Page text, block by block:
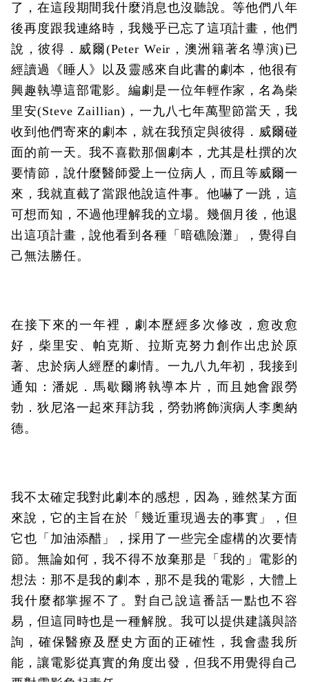
了，在這段期間我什麼消息也沒聽說。等他們八年
後再度跟我連絡時，我幾乎已忘了這項計畫，他們
說，彼得．威爾(Peter Weir，澳洲籍著名導演)已
經讀過《睡人》以及靈感來自此書的劇本，他很有
興趣執導這部電影。編劇是一位年輕作家，名為柴
里安(Steve Zaillian)，一九八七年萬聖節當天，我
收到他們寄來的劇本，就在我預定與彼得．威爾碰
面的前一天。我不喜歡那個劇本，尤其是杜撰的次
要情節，說什麼醫師愛上一位病人，而且等威爾一
來，我就直截了當跟他說這件事。他嚇了一跳，這
可想而知，不過他理解我的立場。幾個月後，他退
出這項計畫，說他看到各種「暗礁險灘」，覺得自
己無法勝任。
在接下來的一年裡，劇本歷經多次修改，愈改愈
好，柴里安、帕克斯、拉斯克努力創作出忠於原
著、忠於病人經歷的劇情。一九八九年初，我接到
通知：潘妮．馬歇爾將執導本片，而且她會跟勞
勃．狄尼洛一起來拜訪我，勞勃將飾演病人李奧納
德。
我不太確定我對此劇本的感想，因為，雖然某方面
來說，它的主旨在於「幾近重現過去的事實」，但
它也「加油添醋」，採用了一些完全虛構的次要情
節。無論如何，我不得不放棄那是「我的」電影的
想法：那不是我的劇本，那不是我的電影，大體上
我什麼都掌握不了。對自己說這番話一點也不容
易，但這同時也是一種解脫。我可以提供建議與諮
詢，確保醫療及歷史方面的正確性，我會盡我所
能，讓電影從真實的角度出發，但我不用覺得自己